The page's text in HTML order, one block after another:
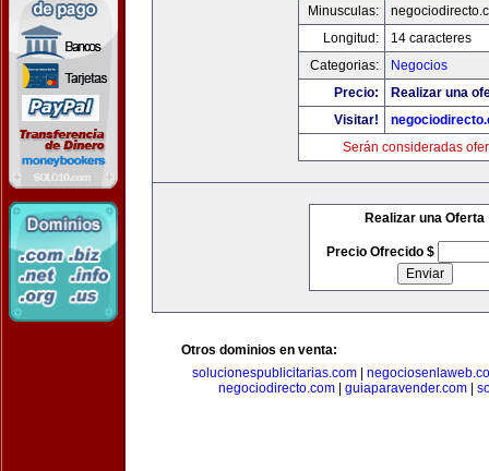
Minusculas:
Longitud:
14 caracteres
Categorias:
Negocios
Precio:
Realizar una
Visitar!
Serán consideradas
Realizar una Oferta
Precio Ofrecido $
Otros dominios en venta:
solucionespublicitarias.com
negociodirecto.com| guiaparavender.com|